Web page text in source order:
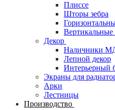
Плиссе
Шторы зебра
Декор
Наличники
Лепной декор
Интерьерный
Экраны для
Арки
Лестницы
Производство